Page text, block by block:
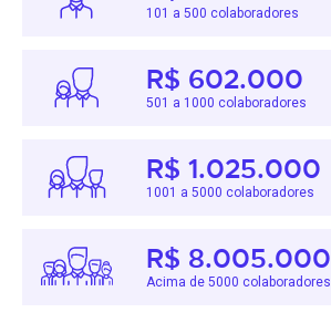
101 a 500 colaboradores
R$ 602.000
501 a 1000 colaboradores
R$ 1.025.000
1001 a 5000 colaboradores
R$ 8.005.000
Acima de 5000 colaboradores